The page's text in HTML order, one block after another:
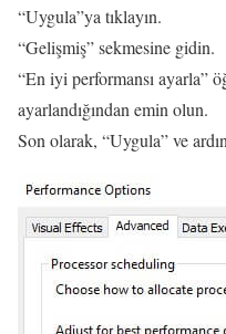
“Uygula”ya tıklayın.
“Gelişmiş” sekmesine gidin.
“En iyi performansı ayarla”
ayarlandığından emin olun.
Son olarak, “Uygula” ve